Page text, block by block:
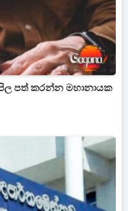
පත් කරන්න මහානායක